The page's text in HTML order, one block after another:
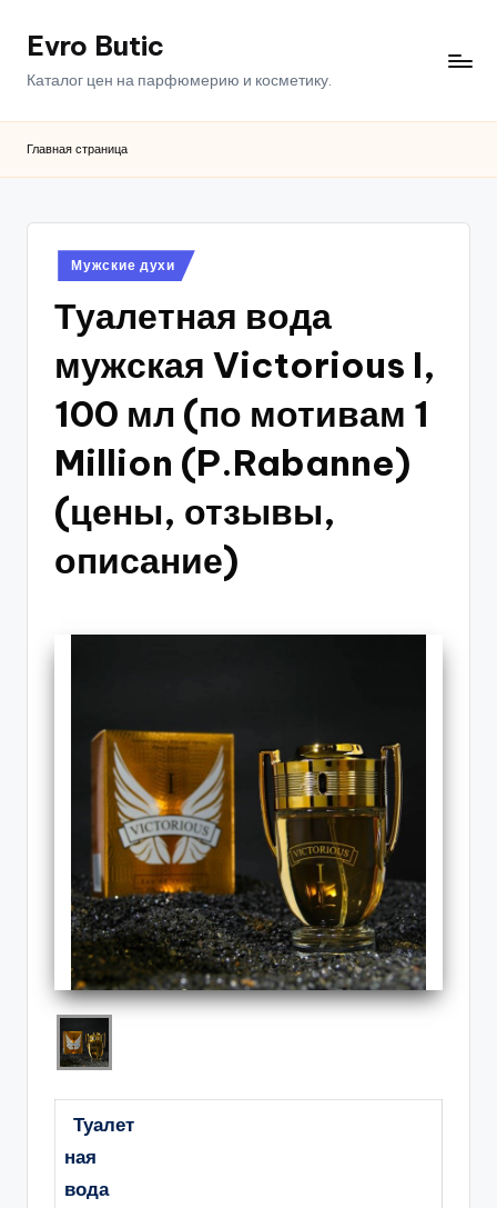
ПерейтиEvro Butic
Каталог цен на парфюмерию и косметику.
Главная страница
Опубликовано
в
Мужские духи
Туалетная вода
мужская Victorious I,
100 мл (по мотивам 1
Million (P.Rabanne)
(цены, отзывы,
описание)
Туалет
ная
вода